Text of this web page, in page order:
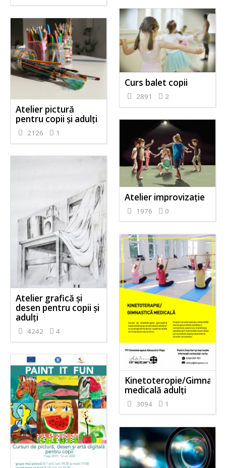
Curs balet copii
2891 2
Atelier pictură
pentru copii și adulți
2126 1
Atelier improvizație
1976 0
Atelier grafică și
desen pentru copii și
adulți
4242 4
Kinetoteropie/
medicală adulți
3094 1